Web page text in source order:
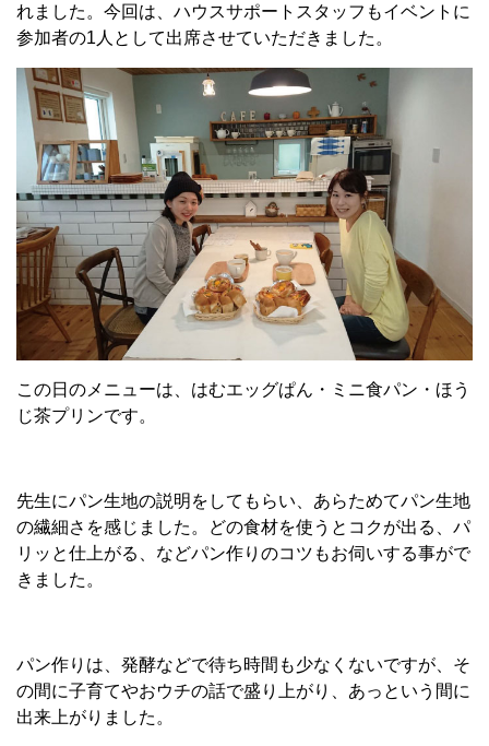
れました。今回は、ハウスサポートスタッフもイベントに
参加者の1人として出席させていただきました。
この日のメニューは、はむエッグぱん・ミニ食パン・ほう
じ茶プリンです。
先生にパン生地の説明をしてもらい、あらためてパン生地
の繊細さを感じました。どの食材を使うとコクが出る、パ
リッと仕上がる、などパン作りのコツもお伺いする事がで
きました。
パン作りは、発酵などで待ち時間も少なくないですが、そ
の間に子育てやおウチの話で盛り上がり、あっという間に
出来上がりました。